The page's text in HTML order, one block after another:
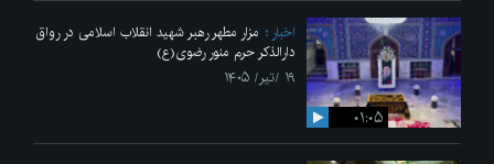
۰۱:۰۵
اخبار
مزار مطهر رهبر شهید انقلاب اسلامی در رواق
دارالذکر حرم منور رضوی(ع)
۱۹ /تیر/ ۱۴۰۵